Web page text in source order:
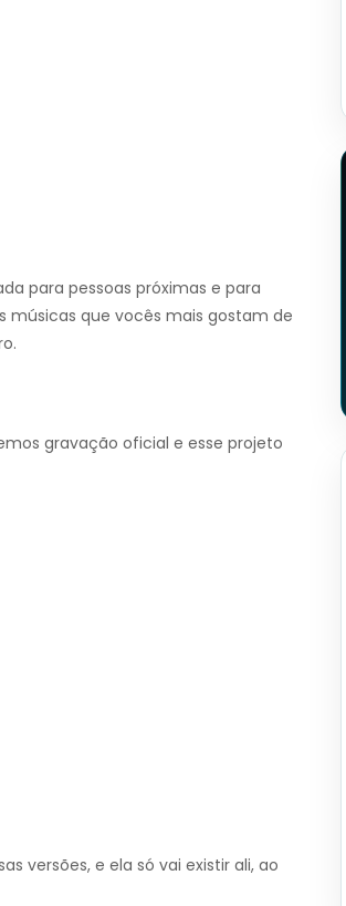
para pessoas próximas e para
músicas que vocês mais gostam de
gravação oficial e esse projeto
versões, e ela só vai existir ali, ao